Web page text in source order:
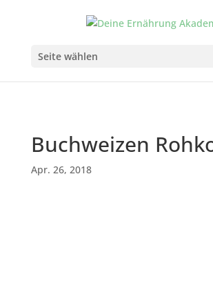
Seite wählen
Buchweizen
Apr. 26, 2018